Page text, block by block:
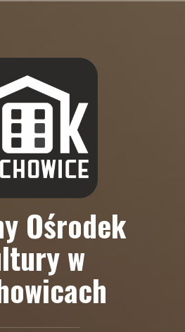
Ośrodek
w